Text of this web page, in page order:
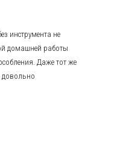
инструмента не
домашней работы
Даже тот же